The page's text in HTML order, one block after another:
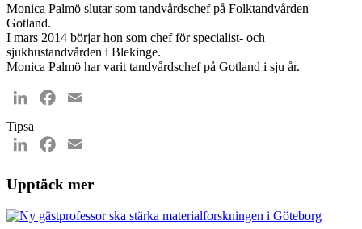
Monica Palmö slutar som tandvårdschef på Folktandvården
Gotland.
I mars 2014 börjar hon som chef för specialist- och
sjukhustandvården i Blekinge.
Monica Palmö har varit tandvårdschef på Gotland i sju år.
LinkedInFacebook
Tipsa
LinkedInFacebook
Upptäck mer